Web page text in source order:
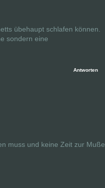
übehaupt schlafen können.
sondern eine
Antworten
muss und keine Zeit zur Muße